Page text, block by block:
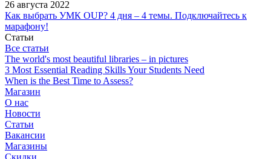
26 августа 2022
Как выбрать УМК OUP? 4 дня – 4 темы. Подключайтесь к
марафону!
Статьи
Все статьи
The world's most beautiful libraries – in pictures
3 Most Essential Reading Skills Your Students Need
When is the Best Time to Assess?
Магазин
О нас
Новости
Статьи
Вакансии
Магазины
Скидки